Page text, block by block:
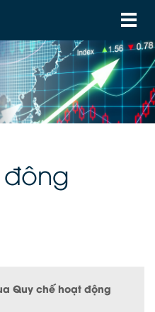
Quy chế hoạt động